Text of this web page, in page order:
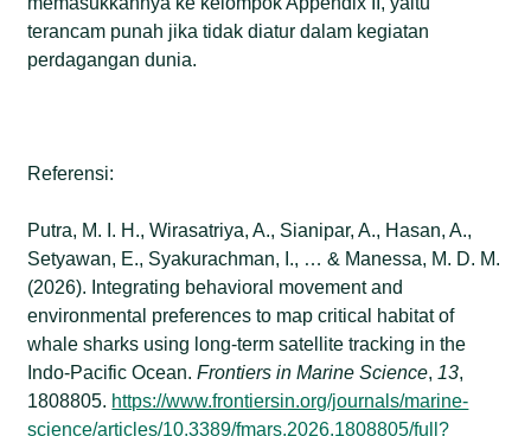
terancam punah jika tidak diatur dalam kegiatan
perdagangan dunia.
Referensi:
Putra, M. I. H., Wirasatriya, A., Sianipar, A., Hasan, A.,
Setyawan, E., Syakurachman, I., … & Manessa, M. D. M.
(2026). Integrating behavioral movement and
environmental preferences to map critical habitat of
whale sharks using long-term satellite tracking in the
Indo-Pacific Ocean.Frontiers in Marine Science, 13,
1808805. https://www.frontiersin.org/journals/marine-
science/articles/10.3389/fmars.2026.1808805/full?